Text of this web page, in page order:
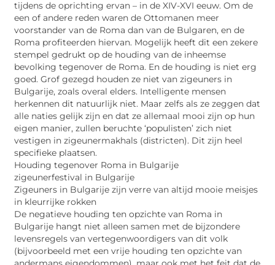
tijdens de oprichting ervan – in de XIV-XVI eeuw. Om de
een of andere reden waren de Ottomanen meer
voorstander van de Roma dan van de Bulgaren, en de
Roma profiteerden hiervan. Mogelijk heeft dit een zekere
stempel gedrukt op de houding van de inheemse
bevolking tegenover de Roma. En de houding is niet erg
goed. Grof gezegd houden ze niet van zigeuners in
Bulgarije, zoals overal elders. Intelligente mensen
herkennen dit natuurlijk niet. Maar zelfs als ze zeggen dat
alle naties gelijk zijn en dat ze allemaal mooi zijn op hun
eigen manier, zullen beruchte ‘populisten’ zich niet
vestigen in zigeunermakhals (districten). Dit zijn heel
specifieke plaatsen.
Houding tegenover Roma in Bulgarije
zigeunerfestival in Bulgarije
Zigeuners in Bulgarije zijn verre van altijd mooie meisjes
in kleurrijke rokken
De negatieve houding ten opzichte van Roma in
Bulgarije hangt niet alleen samen met de bijzondere
levensregels van vertegenwoordigers van dit volk
(bijvoorbeeld met een vrije houding ten opzichte van